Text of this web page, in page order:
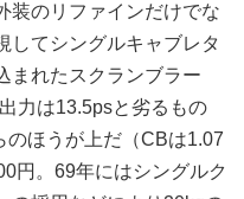
装のリファインだけでな
してシングルキャブレタ
まれたスクランブラー
力は13.5psと劣るもの
のほうが上だ（CBは1.07
円。69年にはシングルク